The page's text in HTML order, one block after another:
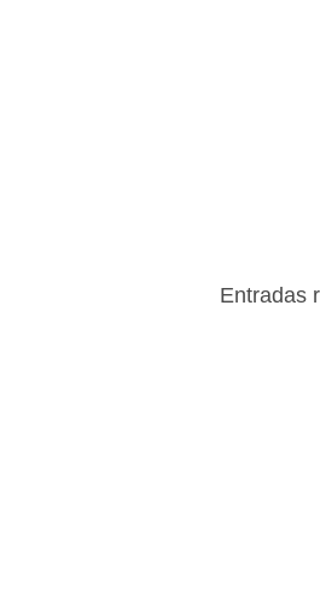
Entradas